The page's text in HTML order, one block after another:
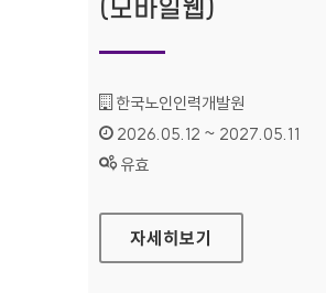
(모바일웹)
기관명 :
한국노인인력개발원
인증기간 :
2026.05.12 ~ 2027.05.11
상태 :
유효
한국노인인력개발원(모바
자세히보기